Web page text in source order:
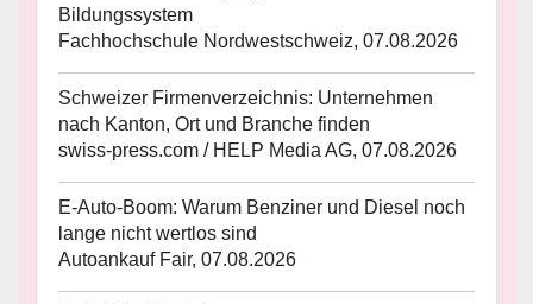
Bildungssystem
Fachhochschule Nordwestschweiz, 07.08.2026
Schweizer Firmenverzeichnis: Unternehmen
nach Kanton, Ort und Branche finden
swiss-press.com / HELP Media AG, 07.08.2026
E-Auto-Boom: Warum Benziner und Diesel noch
lange nicht wertlos sind
Autoankauf Fair, 07.08.2026